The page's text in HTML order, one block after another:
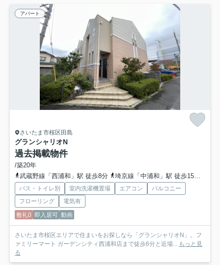
アパート
さいたま市桜区田島
グランシャリオN
過去掲載物件
/築20年
武蔵野線「西浦和」駅 徒歩8分
埼京線「中浦和」駅 徒歩15分
バス・トイレ別 室内洗濯機置場 エアコン
バルコニー
フローリング
電気有
敷礼0 即入居可 動画
さいたま市桜区エリアで住まいをお探しなら「グランシャリオN」。フ
ァミリーマート ガーデンシティ西浦和店まで徒歩6分と近場...
もっと見
る